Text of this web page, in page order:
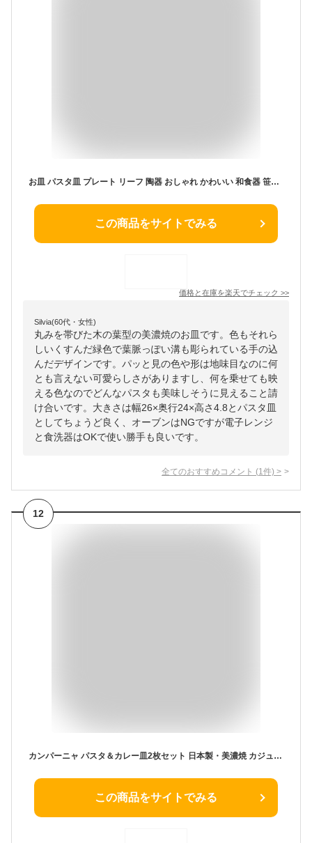
お皿 パスタ皿 プレート リーフ 陶器 おしゃれ かわいい 和食器 笹の葉 和モダン デザイン ナチュラル シンプル 日本製 陶器 クラシック 和風 洋風 モダン パスタ サラダ 食卓 リーフパスタ皿
この商品をサイトでみる
価格と在庫を楽天でチェック >>
Silvia(60代・女性)
丸みを帯びた木の葉型の美濃焼のお皿です。色もそれら
しいくすんだ緑色で葉脈っぽい溝も彫られている手の込
んだデザインです。パッと見の色や形は地味目なのに何
とも言えない可愛らしさがありますし、何を乗せても映
える色なのでどんなパスタも美味しそうに見えること請
け合いです。大きさは幅26×奥行24×高さ4.8とパスタ皿
としてちょうど良く、オーブンはNGですが電子レンジ
と食洗器はOKで使い勝手も良いです。
全てのおすすめコメント (1 件) >
12
カンパーニャ パスタ＆カレー皿2枚セット 日本製・美濃焼 カジュアルイタリアンご用達 【韋駄天食器 - select】 (カンパーニャ)
この商品をサイトでみる